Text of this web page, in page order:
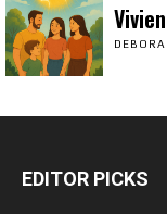
EDITOR PICKS